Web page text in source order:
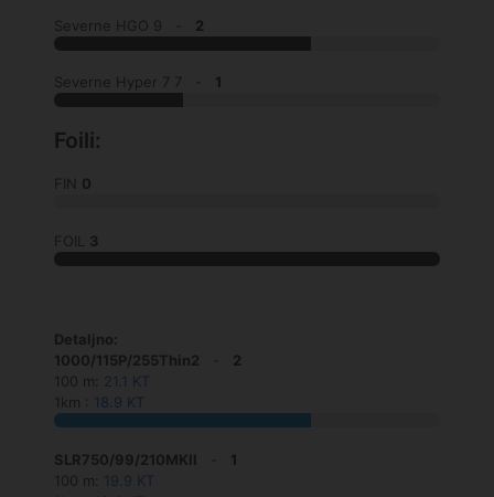
Severne HGO 9 - 2
Severne Hyper 7 7 - 1
Foili:
FIN 0
FOIL 3
Detaljno:
1000/115P/255Thin2
2
100 m: 21.1 KT
1km :
18.9 KT
SLR750/99/210MKII
1
100 m:
19.9 KT